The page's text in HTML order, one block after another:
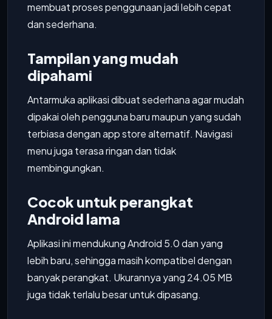
membuat proses penggunaan jadi lebih cepat
dan sederhana.
Tampilan yang mudah
dipahami
Antarmuka aplikasi dibuat sederhana agar mudah
dipakai oleh pengguna baru maupun yang sudah
terbiasa dengan app store alternatif. Navigasi
menu juga terasa ringan dan tidak
membingungkan.
Cocok untuk perangkat
Android lama
Aplikasi ini mendukung Android 5.0 dan yang
lebih baru, sehingga masih kompatibel dengan
banyak perangkat. Ukurannya yang 24.05 MB
juga tidak terlalu besar untuk dipasang.